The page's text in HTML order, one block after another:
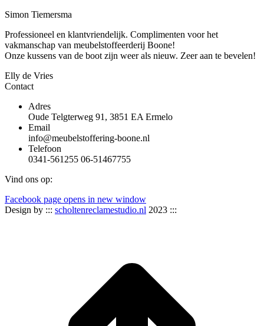
Simon Tiemersma
Professioneel en klantvriendelijk. Complimenten voor het
vakmanschap van meubelstoffeerderij Boone!
Onze kussens van de boot zijn weer als nieuw. Zeer aan te bevelen!
Elly de Vries
Contact
Adres
Oude Telgterweg 91, 3851 EA Ermelo
Email
info@meubelstoffering-boone.nl
Telefoon
0341-561255 06-51467755
Vind ons op:
Facebook page opens in new window
Design by ::: scholtenreclamestudio.nl 2023 :::